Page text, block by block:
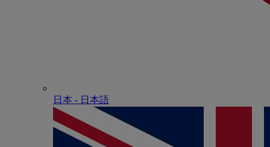
日本 - ⽇本語